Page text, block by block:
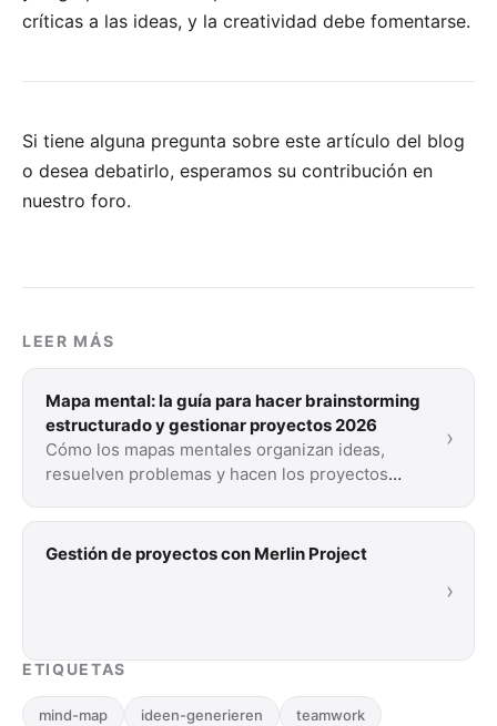
críticas a las ideas, y la creatividad debe fomentarse.
Si tiene alguna pregunta sobre este artículo del blog
o desea debatirlo, esperamos su contribución en
nuestro foro.
LEER MÁS
Mapa mental: la guía para hacer brainstorming
estructurado y gestionar proyectos 2026
Cómo los mapas mentales organizan ideas,
resuelven problemas y hacen los proyectos
prácticos y …
›
Gestión de proyectos con Merlin Project
›
ETIQUETAS
mind-map ideen-generieren teamwork